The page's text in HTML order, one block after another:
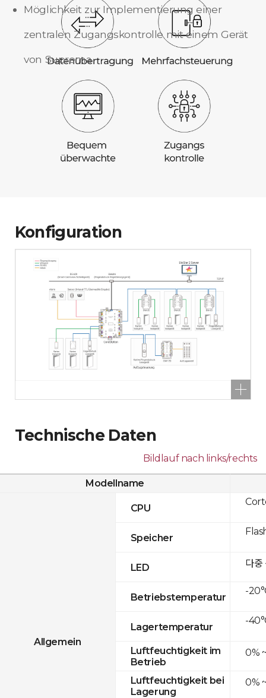
Möglichkeit zur Implementierung einer
zentralen Zugangskontrolle mit einem Gerät
von Suprema
Konfiguration
Technische Daten
Bildlauf nach links/rechts
Modellname
Allgemein
CPU
Speicher
LED
Betriebstemperatur
Lagertemperatur
Luftfeuchtigkeit im
Betrieb
Luftfeuchtigkeit bei
Lagerung
다중
-
-
0%
0%